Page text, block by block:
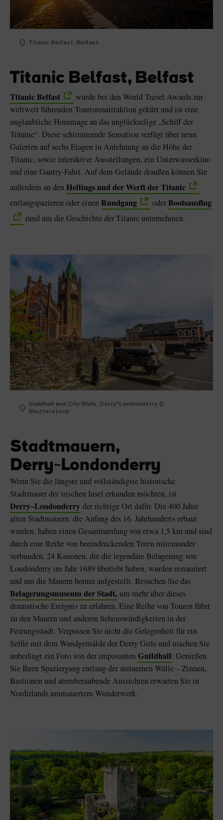
Titanic Belfast, Belfast
Titanic Belfast, Belfast
Titanic Belfast
wurde bei den World Travel Awards zur
weltweit führenden Touristenattraktion gekürt und ist eine
unglaubliche Hommage an das unglückselige „Schiff der
Träume“. Diese schimmernde Sensation verfügt über neun
Galerien auf sechs Etagen in Anlehnung an die Höhe der
Titanic, sowie interaktive Ausstellungen, ein Unterwasserkino
und eine Gantry-Fahrt. Auf dem Gelände draußen können Sie
außerdem an denHellings und der Werft der Titanic
entlangspazieren oder einen Rundgang oderBootsausflug
rund um die Geschichte der Titanic unternehmen.
Guildhall and City Walls, Derry~Londonderry ©
Shutterstock
Stadtmauern,
Derry~Londonderry
Wenn Sie die längste und vollständigste historische
Stadtmauer der irischen Insel erkunden möchten, ist
Derry~Londonderry der richtige Ort dafür. Die 400 Jahre
alten Stadtmauern, die Anfang des 16. Jahrhunderts erbaut
wurden, haben einen Gesamtumfang von etwa 1,5 km und sind
durch eine Reihe von beeindruckenden Toren miteinander
verbunden. 24 Kanonen, die die legendäre Belagerung von
Londonderry im Jahr 1689 überlebt haben, wurden restauriert
und um die Mauern herum aufgestellt. Besuchen Sie das
Belagerungsmuseum der Stadt, um mehr über dieses
dramatische Ereignis zu erfahren. Eine Reihe von Touren führt
zu den Mauern und anderen Sehenswürdigkeiten in der
Festungsstadt. Verpassen Sie nicht die Gelegenheit für ein
Selfie mit dem Wandgemälde der Derry Girls und machen Sie
unbedingt ein Foto von der imposantenGuildhall. Genießen
Sie Ihren Spaziergang entlang der steinernen Wälle – Zinnen,
Bastionen und atemberaubende Aussichten erwarten Sie in
Nordirlands ummauertem Wunderwerk.